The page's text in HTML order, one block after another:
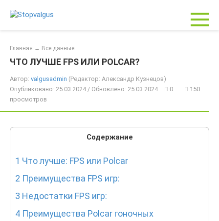
Главная → Все данные
ЧТО ЛУЧШЕ FPS ИЛИ POLCAR?
Автор: valgusadmin (Редактор: Александр Кузнецов)
Опубликовано: 25.03.2024 / Обновлено: 25.03.2024
0
150
просмотров
Содержание
1 Что лучше: FPS или Polcar
2 Преимущества FPS игр:
3 Недостатки FPS игр:
4 Преимущества Polcar гоночных